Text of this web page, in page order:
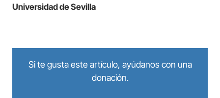
Universidad de Sevilla
Si te gusta este artículo, ayúdanos con una
donación.